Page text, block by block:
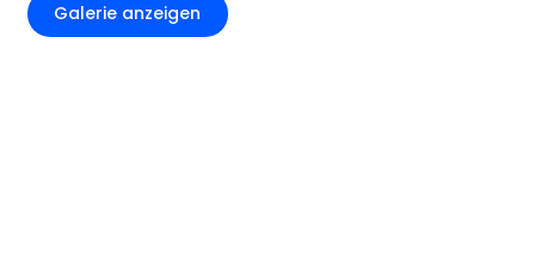
Galerie anzeigen